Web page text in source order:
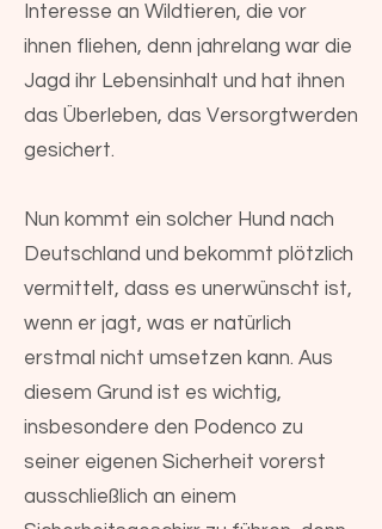
Interesse an Wildtieren, die vor
ihnen fliehen, denn jahrelang war die
Jagd ihr Lebensinhalt und hat ihnen
das Überleben, das Versorgtwerden
gesichert.
Nun kommt ein solcher Hund nach
Deutschland und bekommt plötzlich
vermittelt, dass es unerwünscht ist,
wenn er jagt, was er natürlich
erstmal nicht umsetzen kann. Aus
diesem Grund ist es wichtig,
insbesondere den Podenco zu
seiner eigenen Sicherheit vorerst
ausschließlich an einem